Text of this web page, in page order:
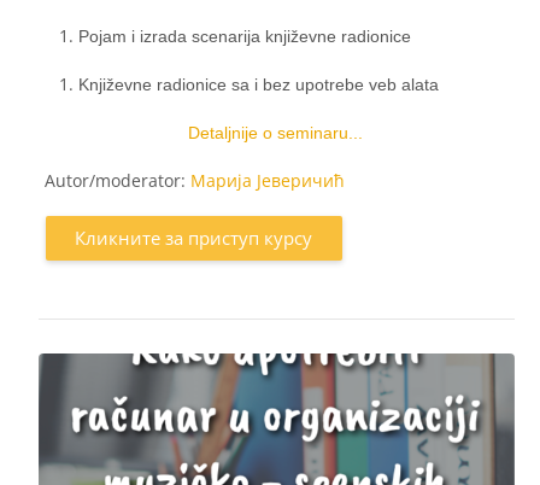
Pojam i izrada scenarija književne radionice
Književne radionice sa i bez upotrebe veb alata
Detaljnije o seminaru...
Autor/moderator: Марија Јеверичић
Кликните за приступ курсу